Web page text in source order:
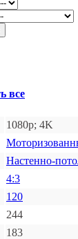
все
1080p; 4K
Настенно-
4:3
120
244
183